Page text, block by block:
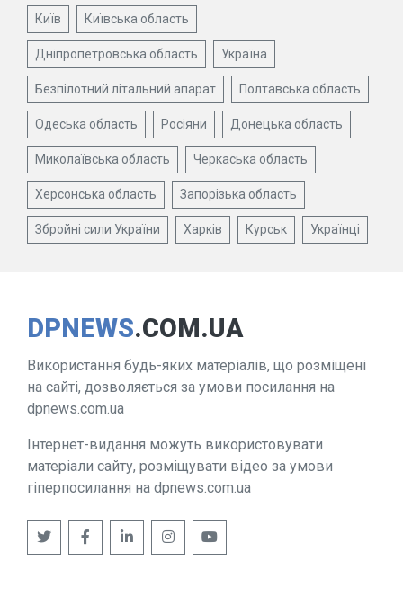
Київ Київська область
Дніпропетровська область Україна
Безпілотний літальний апарат Полтавська область
Одеська область Росіяни Донецька область
Миколаївська область Черкаська область
Херсонська область Запорізька область
Збройні сили України Харків Курськ Українці
DPNEWS.COM.UA
Використання будь-яких матеріалів, що розміщені
на сайті, дозволяється за умови посилання на
dpnews.com.ua
Інтернет-видання можуть використовувати
матеріали сайту, розміщувати відео за умови
гіперпосилання на dpnews.com.ua